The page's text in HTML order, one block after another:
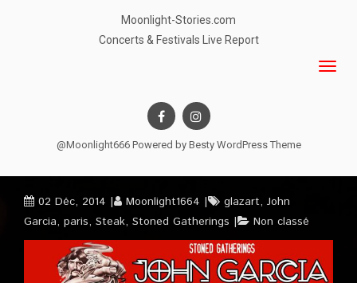
Moonlight-Stories.com
Concerts & Festivals Live Report
@Moonlight666 Powered by Besty WordPress Theme
02 Déc, 2014 Moonlight1664 glazart, John
Garcia, paris, Steak, Stoned Gatherings Non classé